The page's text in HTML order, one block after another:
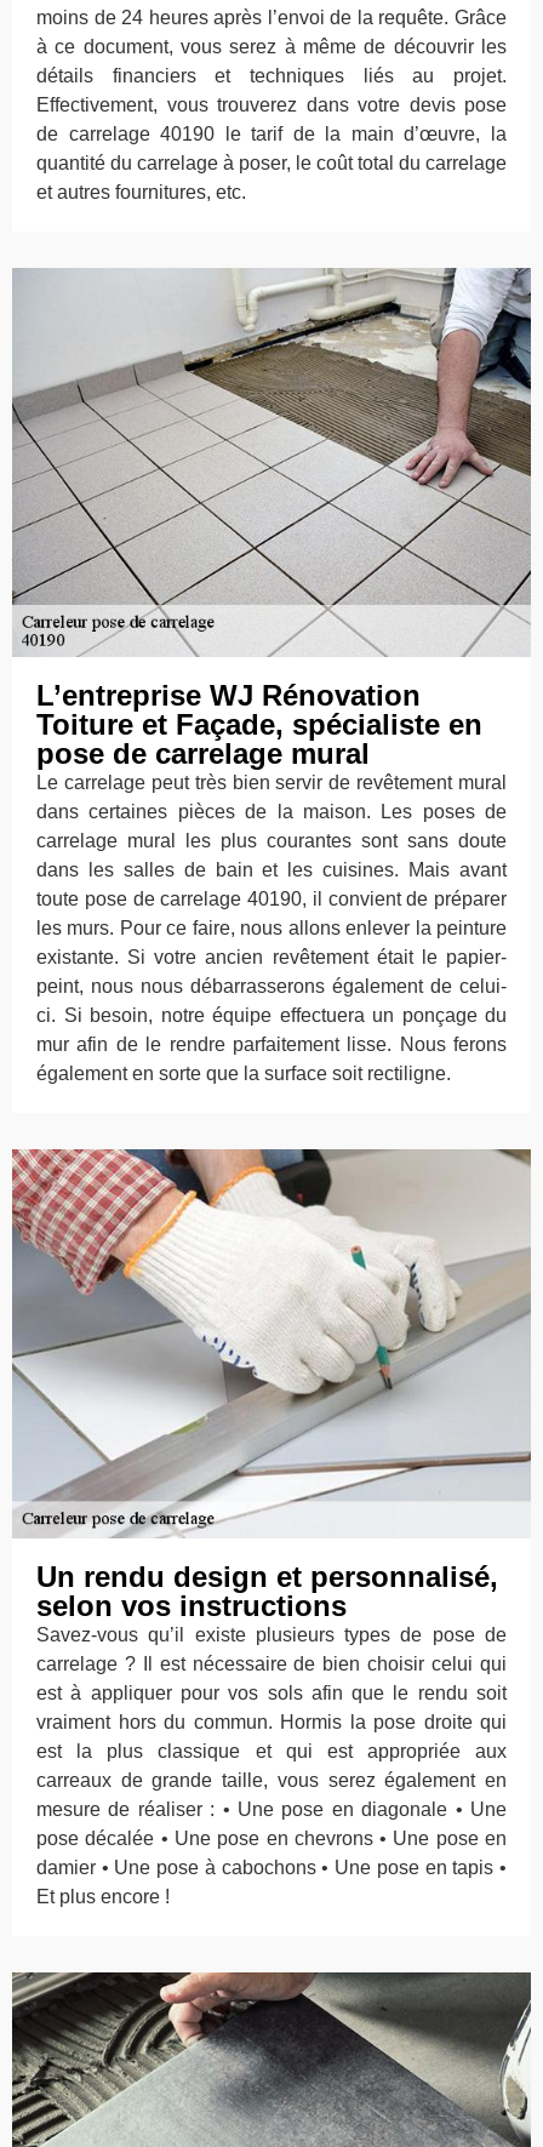
moins de 24 heures après l’envoi de la requête. Grâce
à ce document, vous serez à même de découvrir les
détails financiers et techniques liés au projet.
Effectivement, vous trouverez dans votre devis pose
de carrelage 40190 le tarif de la main d’œuvre, la
quantité du carrelage à poser, le coût total du carrelage
et autres fournitures, etc.
L’entreprise WJ Rénovation
Toiture et Façade, spécialiste en
pose de carrelage mural
Le carrelage peut très bien servir de revêtement mural
dans certaines pièces de la maison. Les poses de
carrelage mural les plus courantes sont sans doute
dans les salles de bain et les cuisines. Mais avant
toute pose de carrelage 40190, il convient de préparer
les murs. Pour ce faire, nous allons enlever la peinture
existante. Si votre ancien revêtement était le papier-
peint, nous nous débarrasserons également de celui-
ci. Si besoin, notre équipe effectuera un ponçage du
mur afin de le rendre parfaitement lisse. Nous ferons
également en sorte que la surface soit rectiligne.
Un rendu design et personnalisé,
selon vos instructions
Savez-vous qu’il existe plusieurs types de pose de
carrelage ? Il est nécessaire de bien choisir celui qui
est à appliquer pour vos sols afin que le rendu soit
vraiment hors du commun. Hormis la pose droite qui
est la plus classique et qui est appropriée aux
carreaux de grande taille, vous serez également en
mesure de réaliser : • Une pose en diagonale • Une
pose décalée • Une pose en chevrons • Une pose en
damier • Une pose à cabochons • Une pose en tapis •
Et plus encore !